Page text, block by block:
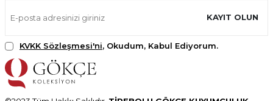
KAYIT OLUN
KVKK Sözleşmesi'ni, Okudum, Kabul Ediyorum.